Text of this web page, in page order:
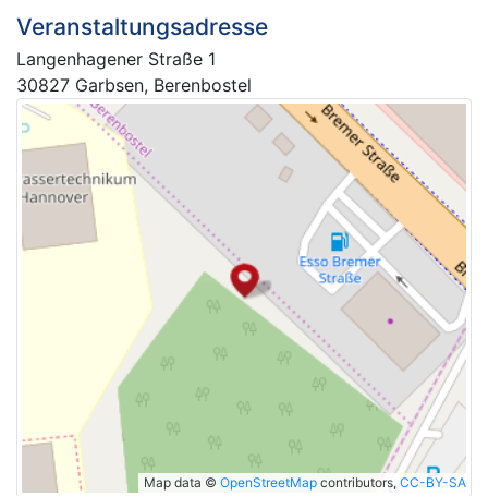
Veranstaltungsadresse
Langenhagener Straße 1
30827 Garbsen, Berenbostel
Map data © OpenStreetMap contributors, CC-BY-SA